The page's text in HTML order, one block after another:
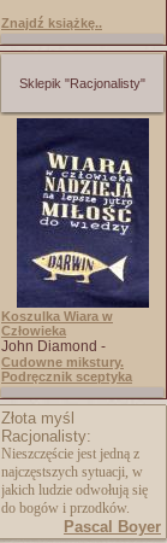
Znajdź książkę..
Sklepik "Racjonalisty"
Koszulka Wiara w
Człowieka
John Diamond -
Cudowne mikstury.
Podręcznik sceptyka
Złota myśl
Racjonalisty:
Nieszczęście jest jedną z
najczęstszych sytuacji, w
jakich ludzie odwołują się
do bogów i przodków.
Pascal Boyer